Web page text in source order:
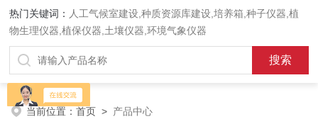
热门关键词： 人工气候室建设,种质资源库建设,培养箱,种子仪器,植
物生理仪器,植保仪器,土壤仪器,环境气象仪器
当前位置：首页 > 产品中心